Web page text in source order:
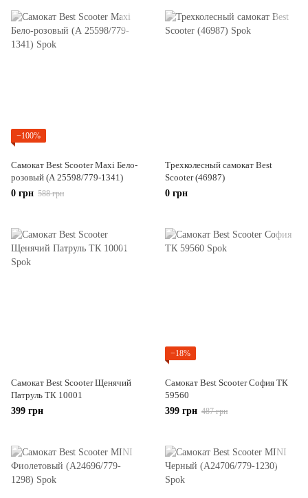
−100%
Самокат Best Scooter Maxi Бело-
розовый (А 25598/779-1341)
0 грн 588 грн
Трехколесный самокат Best
Scooter (46987)
0 грн
Самокат Best Scooter Щенячий
Патруль ТК 10001
399 грн
−18%
Самокат Best Scooter София ТК
59560
399 грн 487 грн